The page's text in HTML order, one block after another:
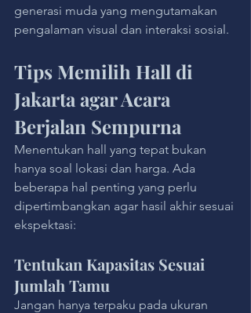
generasi muda yang mengutamakan
pengalaman visual dan interaksi sosial.
Tips Memilih Hall di
Jakarta agar Acara
Berjalan Sempurna
Menentukan hall yang tepat bukan
hanya soal lokasi dan harga. Ada
beberapa hal penting yang perlu
dipertimbangkan agar hasil akhir sesuai
ekspektasi:
Tentukan Kapasitas Sesuai
Jumlah Tamu
Jangan hanya terpaku pada ukuran